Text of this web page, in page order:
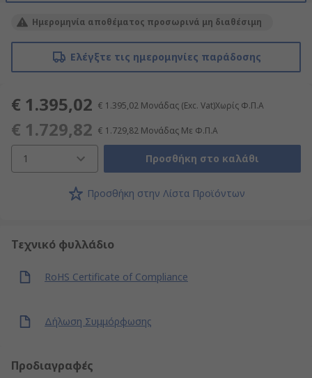
Ημερομηνία αποθέματος προσωρινά μη διαθέσιμη
Ελέγξτε τις ημερομηνίες παράδοσης
€ 1.395,02 € 1.395,02 Μονάδας (Exc. Vat)Χωρίς Φ.Π.Α
€ 1.729,82 € 1.729,82 Μονάδας Με Φ.Π.Α
1 Προσθήκη στο καλάθι
Προσθήκη στην Λίστα Προϊόντων
Τεχνικό φυλλάδιο
RoHS Certificate of Compliance
Δήλωση Συμμόρφωσης
Προδιαγραφές